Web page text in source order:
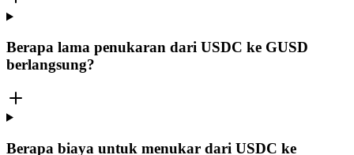
Berapa lama penukaran dari USDC ke GUSD
berlangsung?
Berapa biaya untuk menukar dari USDC ke